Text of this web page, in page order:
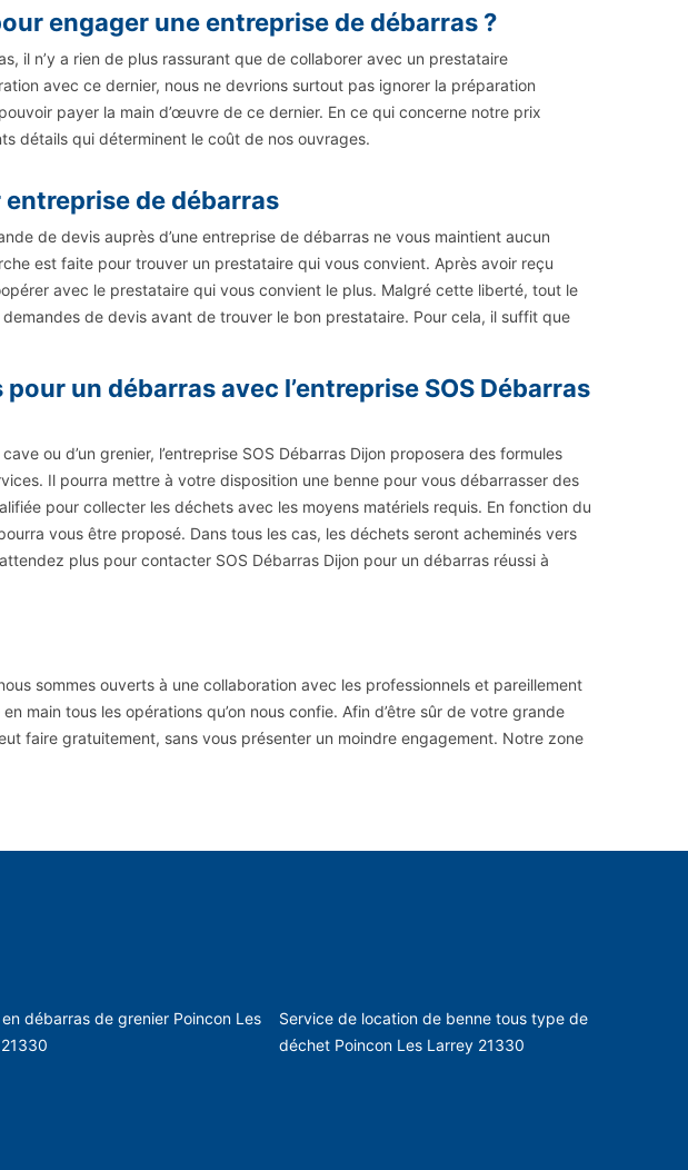
engager une entreprise de débarras ?
il n’y a rien de plus rassurant que de collaborer avec un prestataire
avec ce dernier, nous ne devrions surtout pas ignorer la préparation
payer la main d’œuvre de ce dernier. En ce qui concerne notre prix
détails qui déterminent le coût de nos ouvrages.
de débarras
de devis auprès d’une entreprise de débarras ne vous maintient aucun
est faite pour trouver un prestataire qui vous convient. Après avoir reçu
avec le prestataire qui vous convient le plus. Malgré cette liberté, tout le
de devis avant de trouver le bon prestataire. Pour cela, il suffit que
un débarras avec l’entreprise SOS Débarras
ou d’un grenier, l’entreprise SOS Débarras Dijon proposera des formules
Il pourra mettre à votre disposition une benne pour vous débarrasser des
pour collecter les déchets avec les moyens matériels requis. En fonction du
vous être proposé. Dans tous les cas, les déchets seront acheminés vers
plus pour contacter SOS Débarras Dijon pour un débarras réussi à
sommes ouverts à une collaboration avec les professionnels et pareillement
main tous les opérations qu’on nous confie. Afin d’être sûr de votre grande
faire gratuitement, sans vous présenter un moindre engagement. Notre zone
débarras de grenier Poincon Les
Service de location de benne tous type de
déchet Poincon Les Larrey 21330